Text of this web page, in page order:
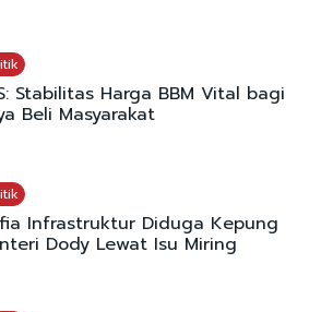
Stabilitas Harga BBM Vital bagi
Beli Masyarakat
Infrastruktur Diduga Kepung
Dody Lewat Isu Miring